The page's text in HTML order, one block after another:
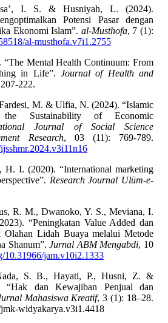
I. S. & Husniyah, L. (2024).
Potensi Pasar dengan
Ekonomi Islam”. al-Musthofa, 7 (1):
al-musthofa.v7i1.2755
Mental Health Continuum: From
in Life”. Journal of Health and
222.
M. & Ulfia, N. (2024). “Islamic
the Sustainability of Economic
Journal of Social Science
Research, 03
(11): 769-789.
I. (2020). “International marketing
Research Journal Ulūm-e-
R. M., Dwanoko, Y. S., Meviana, I.
“Peningkatan Value Added dan
Olahan Lidah Buaya melalui Metode
Shanum”.Jurnal ABM Mengabdi, 10
10.31966/jam.v10i2.1333
S. B., Hayati, P., Husni, Z. &
“Hak dan Kewajiban Penjual dan
Mahasiswa Kreatif, 3 (1): 18–28.
widyakarya.v3i1.4418